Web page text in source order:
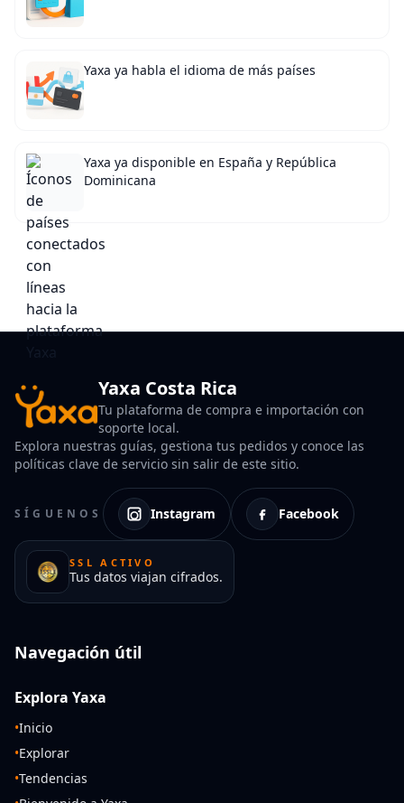
Yaxa ya habla el idioma de más países
Yaxa ya disponible en España y República
Dominicana
Yaxa Costa Rica
Tu plataforma de compra e importación con
soporte local.
Explora nuestras guías, gestiona tus pedidos y conoce las
políticas clave de servicio sin salir de este sitio.
SÍGUENOS Instagram Facebook
SSL ACTIVO
Tus datos viajan cifrados.
Navegación útil
Explora Yaxa
•Inicio
•Explorar
•Tendencias